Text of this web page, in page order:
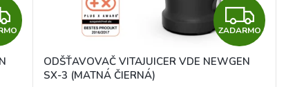
Z
A
Z
A
ZADARMO
ODŠŤAVOVAČ VITAJUICER VDE NEWGEN
SX-3 (MATNÁ ČIERNÁ)